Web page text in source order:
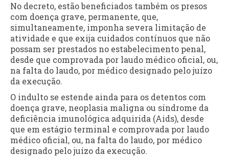
No decreto, estão beneficiados também os presos
com doença grave, permanente, que,
simultaneamente, imponha severa limitação de
atividade e que exija cuidados contínuos que não
possam ser prestados no estabelecimento penal,
desde que comprovada por laudo médico oficial, ou,
na falta do laudo, por médico designado pelo juízo
da execução.
O indulto se estende ainda para os detentos com
doença grave, neoplasia maligna ou síndrome da
deficiência imunológica adquirida (Aids), desde
que em estágio terminal e comprovada por laudo
médico oficial, ou, na falta do laudo, por médico
designado pelo juízo da execução.